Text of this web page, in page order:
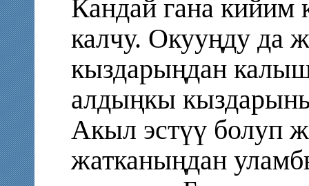
Кандай гана
калчу. Окууңду да
кыздарыңдан
алдыңкы
Акыл эстүү болуп
жатканыңдан